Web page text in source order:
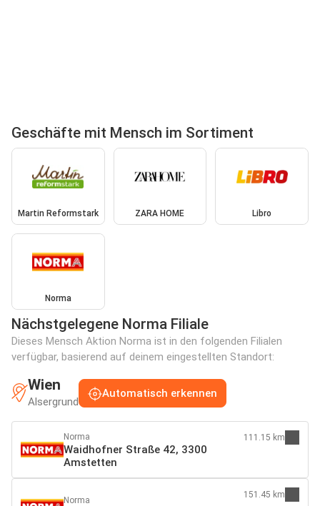
Geschäfte mit Mensch im Sortiment
Martin Reformstark ZARA HOME Libro
Norma
Nächstgelegene Norma Filiale
Dieses Mensch Aktion Norma ist in den folgenden Filialen
verfügbar, basierend auf deinem eingestellten Standort:
Wien
Alsergrund
Automatisch erkennen
Norma
Waidhofner Straße 42, 3300
Amstetten
111.15 km
Norma
151.45 km